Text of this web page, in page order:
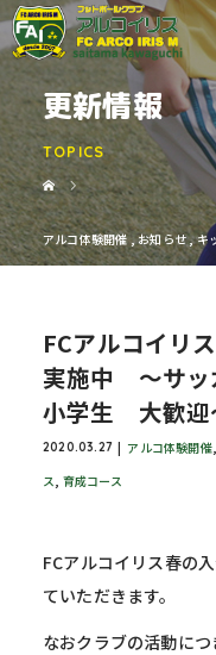
更新情報
TOPICS
アルコ体験開催,お知らせ,キ
FCアルコイリ
実施中 ～サッ
小学生 大歓迎
2020.03.27 アルコ体験開催,
ス, 育成コース
FCアルコイリス春の
ていただきます。
なおクラブの活動に